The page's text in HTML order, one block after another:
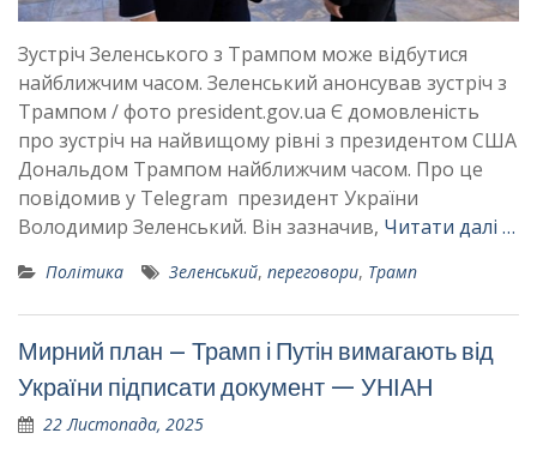
Зустріч Зеленського з Трампом може відбутися
найближчим часом. Зеленський анонсував зустріч з
Трампом / фото president.gov.ua Є домовленість
про зустріч на найвищому рівні з президентом США
Дональдом Трампом найближчим часом. Про це
повідомив у Telegram президент України
Володимир Зеленський. Він зазначив, Читати далі …
Політика Зеленський, переговори, Трамп
Мирний план – Трамп і Путін вимагають від
України підписати документ — УНІАН
22 Листопада, 2025